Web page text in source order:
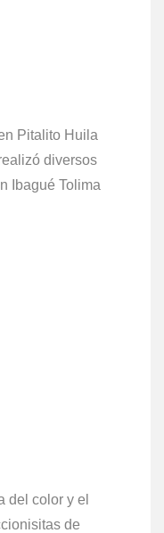
Pitalito Huila
diversos
Ibagué Tolima
del color y el
de